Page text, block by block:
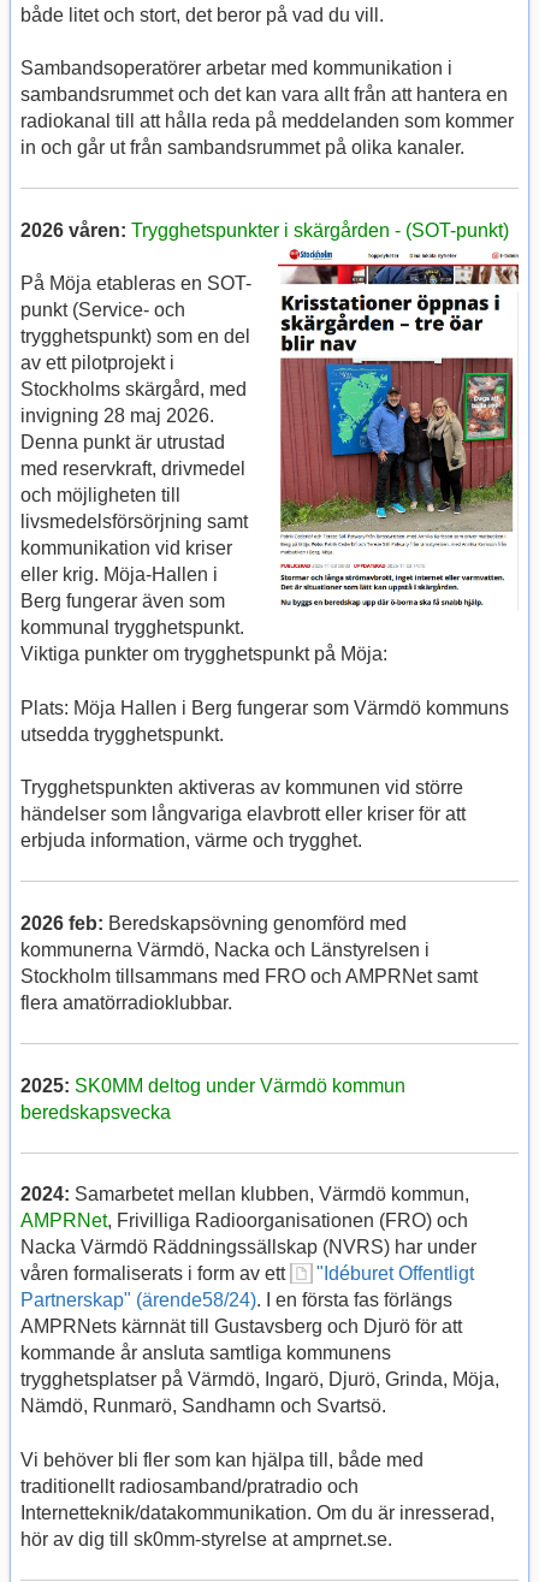
både litet och stort, det beror på vad du vill.
Sambandsoperatörer arbetar med kommunikation i
sambandsrummet och det kan vara allt från att hantera en
radiokanal till att hålla reda på meddelanden som kommer
in och går ut från sambandsrummet på olika kanaler.
2026 våren: Trygghetspunkter i skärgården - (SOT-punkt)
På Möja etableras en SOT-
punkt (Service- och
trygghetspunkt) som en del
av ett pilotprojekt i
Stockholms skärgård, med
invigning 28 maj 2026.
Denna punkt är utrustad
med reservkraft, drivmedel
och möjligheten till
livsmedelsförsörjning samt
kommunikation vid kriser
eller krig. Möja-Hallen i
Berg fungerar även som
kommunal trygghetspunkt.
Viktiga punkter om trygghetspunkt på Möja:
Plats: Möja Hallen i Berg fungerar som Värmdö kommuns
utsedda trygghetspunkt.
Trygghetspunkten aktiveras av kommunen vid större
händelser som långvariga elavbrott eller kriser för att
erbjuda information, värme och trygghet.
2026 feb: Beredskapsövning genomförd med
kommunerna Värmdö, Nacka och Länstyrelsen i
Stockholm tillsammans med FRO och AMPRNet samt
flera amatörradioklubbar.
2025: SK0MM deltog under Värmdö kommun
beredskapsvecka
2024: Samarbetet mellan klubben, Värmdö kommun,
AMPRNet, Frivilliga Radioorganisationen (FRO) och
Nacka Värmdö Räddningssällskap (NVRS) har under
våren formaliserats i form av ett
"Idéburet Offentligt
Partnerskap" (ärende58/24). I en första fas förlängs
AMPRNets kärnnät till Gustavsberg och Djurö för att
kommande år ansluta samtliga kommunens
trygghetsplatser på Värmdö, Ingarö, Djurö, Grinda, Möja,
Nämdö, Runmarö, Sandhamn och Svartsö.
Vi behöver bli fler som kan hjälpa till, både med
traditionellt radiosamband/pratradio och
Internetteknik/datakommunikation. Om du är inresserad,
hör av dig till sk0mm-styrelse at amprnet.se.